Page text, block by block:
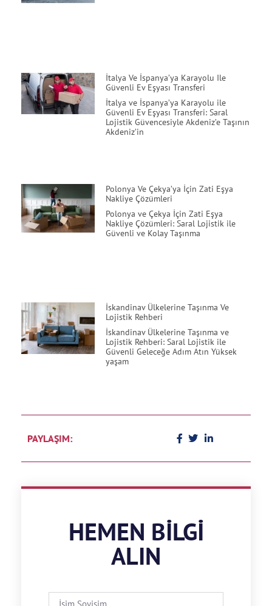
İtalya Ve İspanya’ya Karayolu Ile
Güvenli Ev Eşyası Transferi
İtalya ve İspanya’ya Karayolu ile
Güvenli Ev Eşyası Transferi: Saral
Lojistik Güvencesiyle Akdeniz’e Taşının
Akdeniz’in
Polonya Ve Çekya’ya İçin Zati Eşya
Nakliye Çözümleri
Polonya ve Çekya İçin Zati Eşya
Nakliye Çözümleri: Saral Lojistik ile
Güvenli ve Kolay Taşınma
İskandinav Ülkelerine Taşınma Ve
Lojistik Rehberi
İskandinav Ülkelerine Taşınma ve
Lojistik Rehberi: Saral Lojistik ile
Güvenli Geleceğe Adım Atın Yüksek
yaşam
PAYLAŞIM:
HEMEN BILGI
ALIN